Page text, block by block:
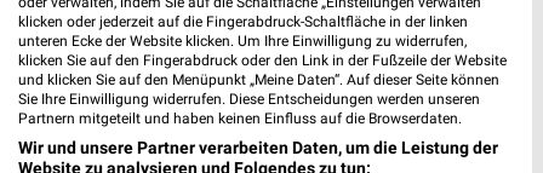
MEHR PROSPEKTE
klicken oder jederzeit auf die Fingerabdruck-Schaltfläche in der linken
unteren Ecke der Website klicken. Um Ihre Einwilligung zu widerrufen,
klicken Sie auf den Fingerabdruck oder den Link in der Fußzeile der Website
und klicken Sie auf den Menüpunkt „Meine Daten“. Auf dieser Seite können
Sie Ihre Einwilligung widerrufen. Diese Entscheidungen werden unseren
Partnern mitgeteilt und haben keinen Einfluss auf die Browserdaten.
Wir und unsere Partner verarbeiten Daten, um die Leistung der
Website zu analysieren und Folgendes zu tun: